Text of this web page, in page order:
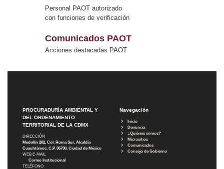
Personal PAOT autorizado
con funciones de verificación
Comunicados PAOT
Acciones destacadas PAOT
PROCURADURÍA AMBIENTAL Y
DEL ORDENAMIENTO
TERRITORIAL DE LA CDMX
DIRECCIÓN
Medellín 202, Col. Roma Sur, Alcaldía
Cuauhtémoc, C.P. 06700, Ciudad de México
WEB E-MAIL
Correo Institucional
TELÉFONO
Navegación
Inicio
Denuncia
¿Quiénes somos?
Micrositios
Comunicados
Consejo de Gobierno